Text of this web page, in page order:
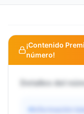
¡Contenido
número!
Detalles del
Información